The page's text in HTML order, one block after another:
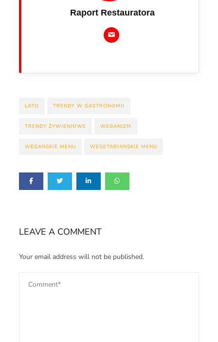
Raport Restauratora
LATO TRENDY W GASTRONOMII
TRENDY ŻYWIENIOWE WEGANIZM
WEGAŃSKIE MENU WEGETARIAŃSKIE MENU
LEAVE A COMMENT
Your email address will not be published.